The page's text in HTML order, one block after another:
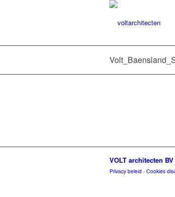
VOLT architecten BV
Privacy beleid - Cookies